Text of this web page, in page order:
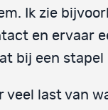
Ik zie
en ervaar
bij een
veel last van